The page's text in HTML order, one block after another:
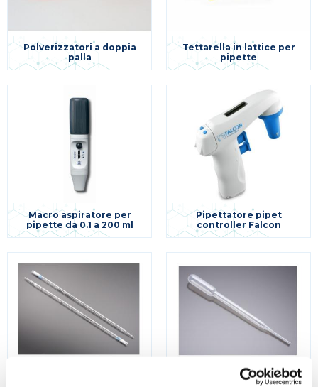
Polverizzatori a doppia
palla
Tettarella in lattice per
pipette
Macro aspiratore per
pipette da 0.1 a 200 ml
Pipettatore pipet
controller Falcon
Pipette varie